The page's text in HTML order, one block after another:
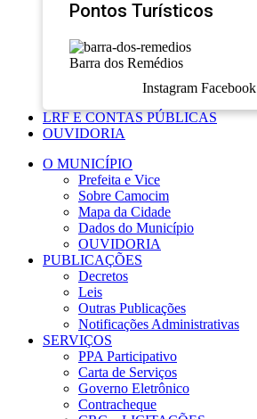
Pontos Turísticos
Barra dos Remédios
Instagram Facebook
LRF E CONTAS PÚBLICAS
OUVIDORIA
O MUNICÍPIO
Prefeita e Vice
Sobre Camocim
Mapa da Cidade
Dados do Município
OUVIDORIA
PUBLICAÇÕES
Decretos
Leis
Outras Publicações
Notificações Administrativas
SERVIÇOS
PPA Participativo
Carta de Serviços
Governo Eletrônico
Contracheque